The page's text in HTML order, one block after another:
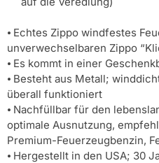
⦁ Echtes Zippo windfestes
unverwechselbaren Zippo
⦁ Es kommt in einer
⦁ Besteht aus Metall;
überall funktioniert
⦁ Nachfüllbar für den
optimale Ausnutzung,
Premium-Feuerzeugbenzin,
⦁ Hergestellt in den USA; 30